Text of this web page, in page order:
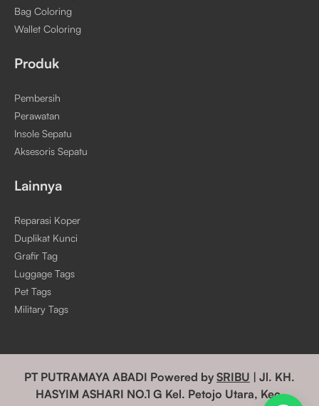
Bag Coloring
Wallet Coloring
Produk
Pembersih
Perawatan
Insole Sepatu
Aksesoris Sepatu
Lainnya
Reparasi Koper
Duplikat Kunci
Grafir Tag
Luggage Tags
Pet Tags
Military Tags
PT PUTRAMAYA ABADI Powered bySRIBU | Jl. KH.
HASYIM ASHARI NO.1 G Kel. Petojo Utara, Kec.